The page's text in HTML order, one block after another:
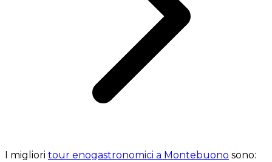
I migliori tour enogastronomici a Montebuono sono: